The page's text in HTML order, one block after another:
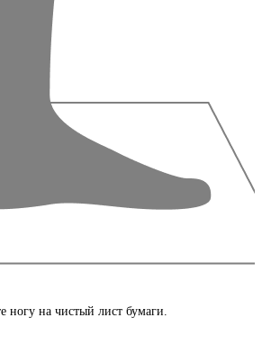
ногу на чистый лист бумаги.